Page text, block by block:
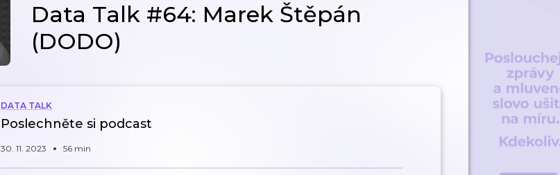
Data Talk #64: Marek Štěpán
(DODO)
DATA TALK
Poslechněte si podcast
30. 11. 2023 56 min